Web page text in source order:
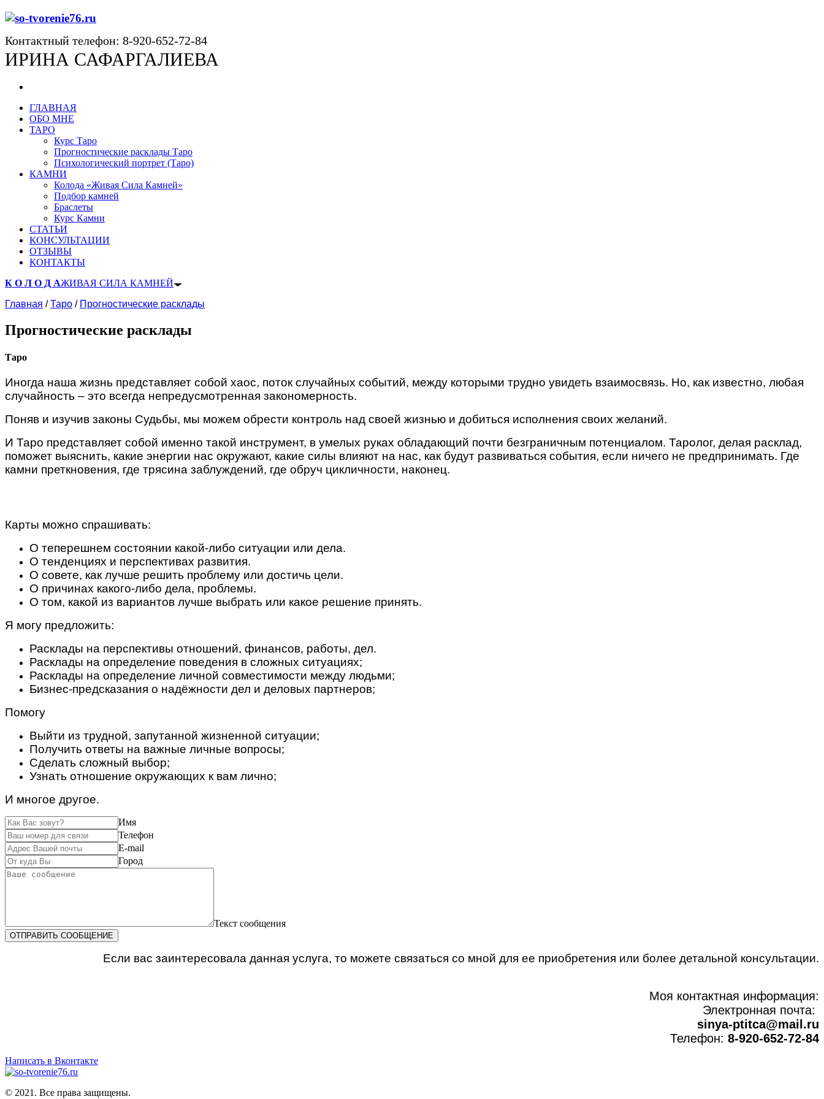
Контактный телефон: 8-920-652-72-84
ИРИНА САФАРГАЛИЕВА
ГЛАВНАЯ
ОБО МНЕ
ТАРО
Курс Таро
Прогностические расклады Таро
Психологический портрет (Таро)
КАМНИ
Колода «Живая Сила Камней»
Подбор камней
Браслеты
Курс Камни
СТАТЬИ
КОНСУЛЬТАЦИИ
ОТЗЫВЫ
КОНТАКТЫ
К О Л О Д АЖИВАЯ СИЛА КАМНЕЙ
Главная /Таро / Прогностические расклады
Прогностические расклады
Таро
Иногда наша жизнь представляет собой хаос, поток случайных событий, между которыми трудно увидеть взаимосвязь. Но, как известно, любая
случайность – это всегда непредусмотренная закономерность.
Поняв и изучив законы Судьбы, мы можем обрести контроль над своей жизнью и добиться исполнения своих желаний.
И Таро представляет собой именно такой инструмент, в умелых руках обладающий почти безграничным потенциалом. Таролог, делая расклад,
поможет выяснить, какие энергии нас окружают, какие силы влияют на нас, как будут развиваться события, если ничего не предпринимать. Где
камни преткновения, где трясина заблуждений, где обруч цикличности, наконец.
Карты можно спрашивать:
О теперешнем состоянии какой-либо ситуации или дела.
О тенденциях и перспективах развития.
О совете, как лучше решить проблему или достичь цели.
О причинах какого-либо дела, проблемы.
О том, какой из вариантов лучше выбрать или какое решение принять.
Я могу предложить:
Расклады на перспективы отношений, финансов, работы, дел.
Расклады на определение поведения в сложных ситуациях;
Расклады на определение личной совместимости между людьми;
Бизнес-предсказания о надёжности дел и деловых партнеров;
Помогу
Выйти из трудной, запутанной жизненной ситуации;
Получить ответы на важные личные вопросы;
Сделать сложный выбор;
Узнать отношение окружающих к вам лично;
И многое другое.
Имя
Телефон
E-mail
Город
Текст сообщения
ОТПРАВИТЬ СООБЩЕНИЕ
Если вас заинтересовала данная услуга, то можете связаться со мной для ее приобретения или более детальной консультации.
Моя контактная информация:
Электронная почта:
sinya-ptitca@mail.ru
Телефон: 8-920-652-72-84
Написать в Вконтакте
© 2021. Все права защищены.